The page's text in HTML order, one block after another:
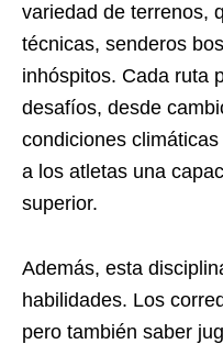
variedad de terrenos,
técnicas, senderos
inhóspitos. Cada ruta
desafíos, desde
condiciones
a los atletas una
superior.
Además, esta
habilidades. Los
pero también saber